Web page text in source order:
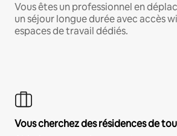
Vous êtes un professionnel en
un séjour longue durée avec accès
espaces de travail dédiés.
Vous cherchez des résidences de